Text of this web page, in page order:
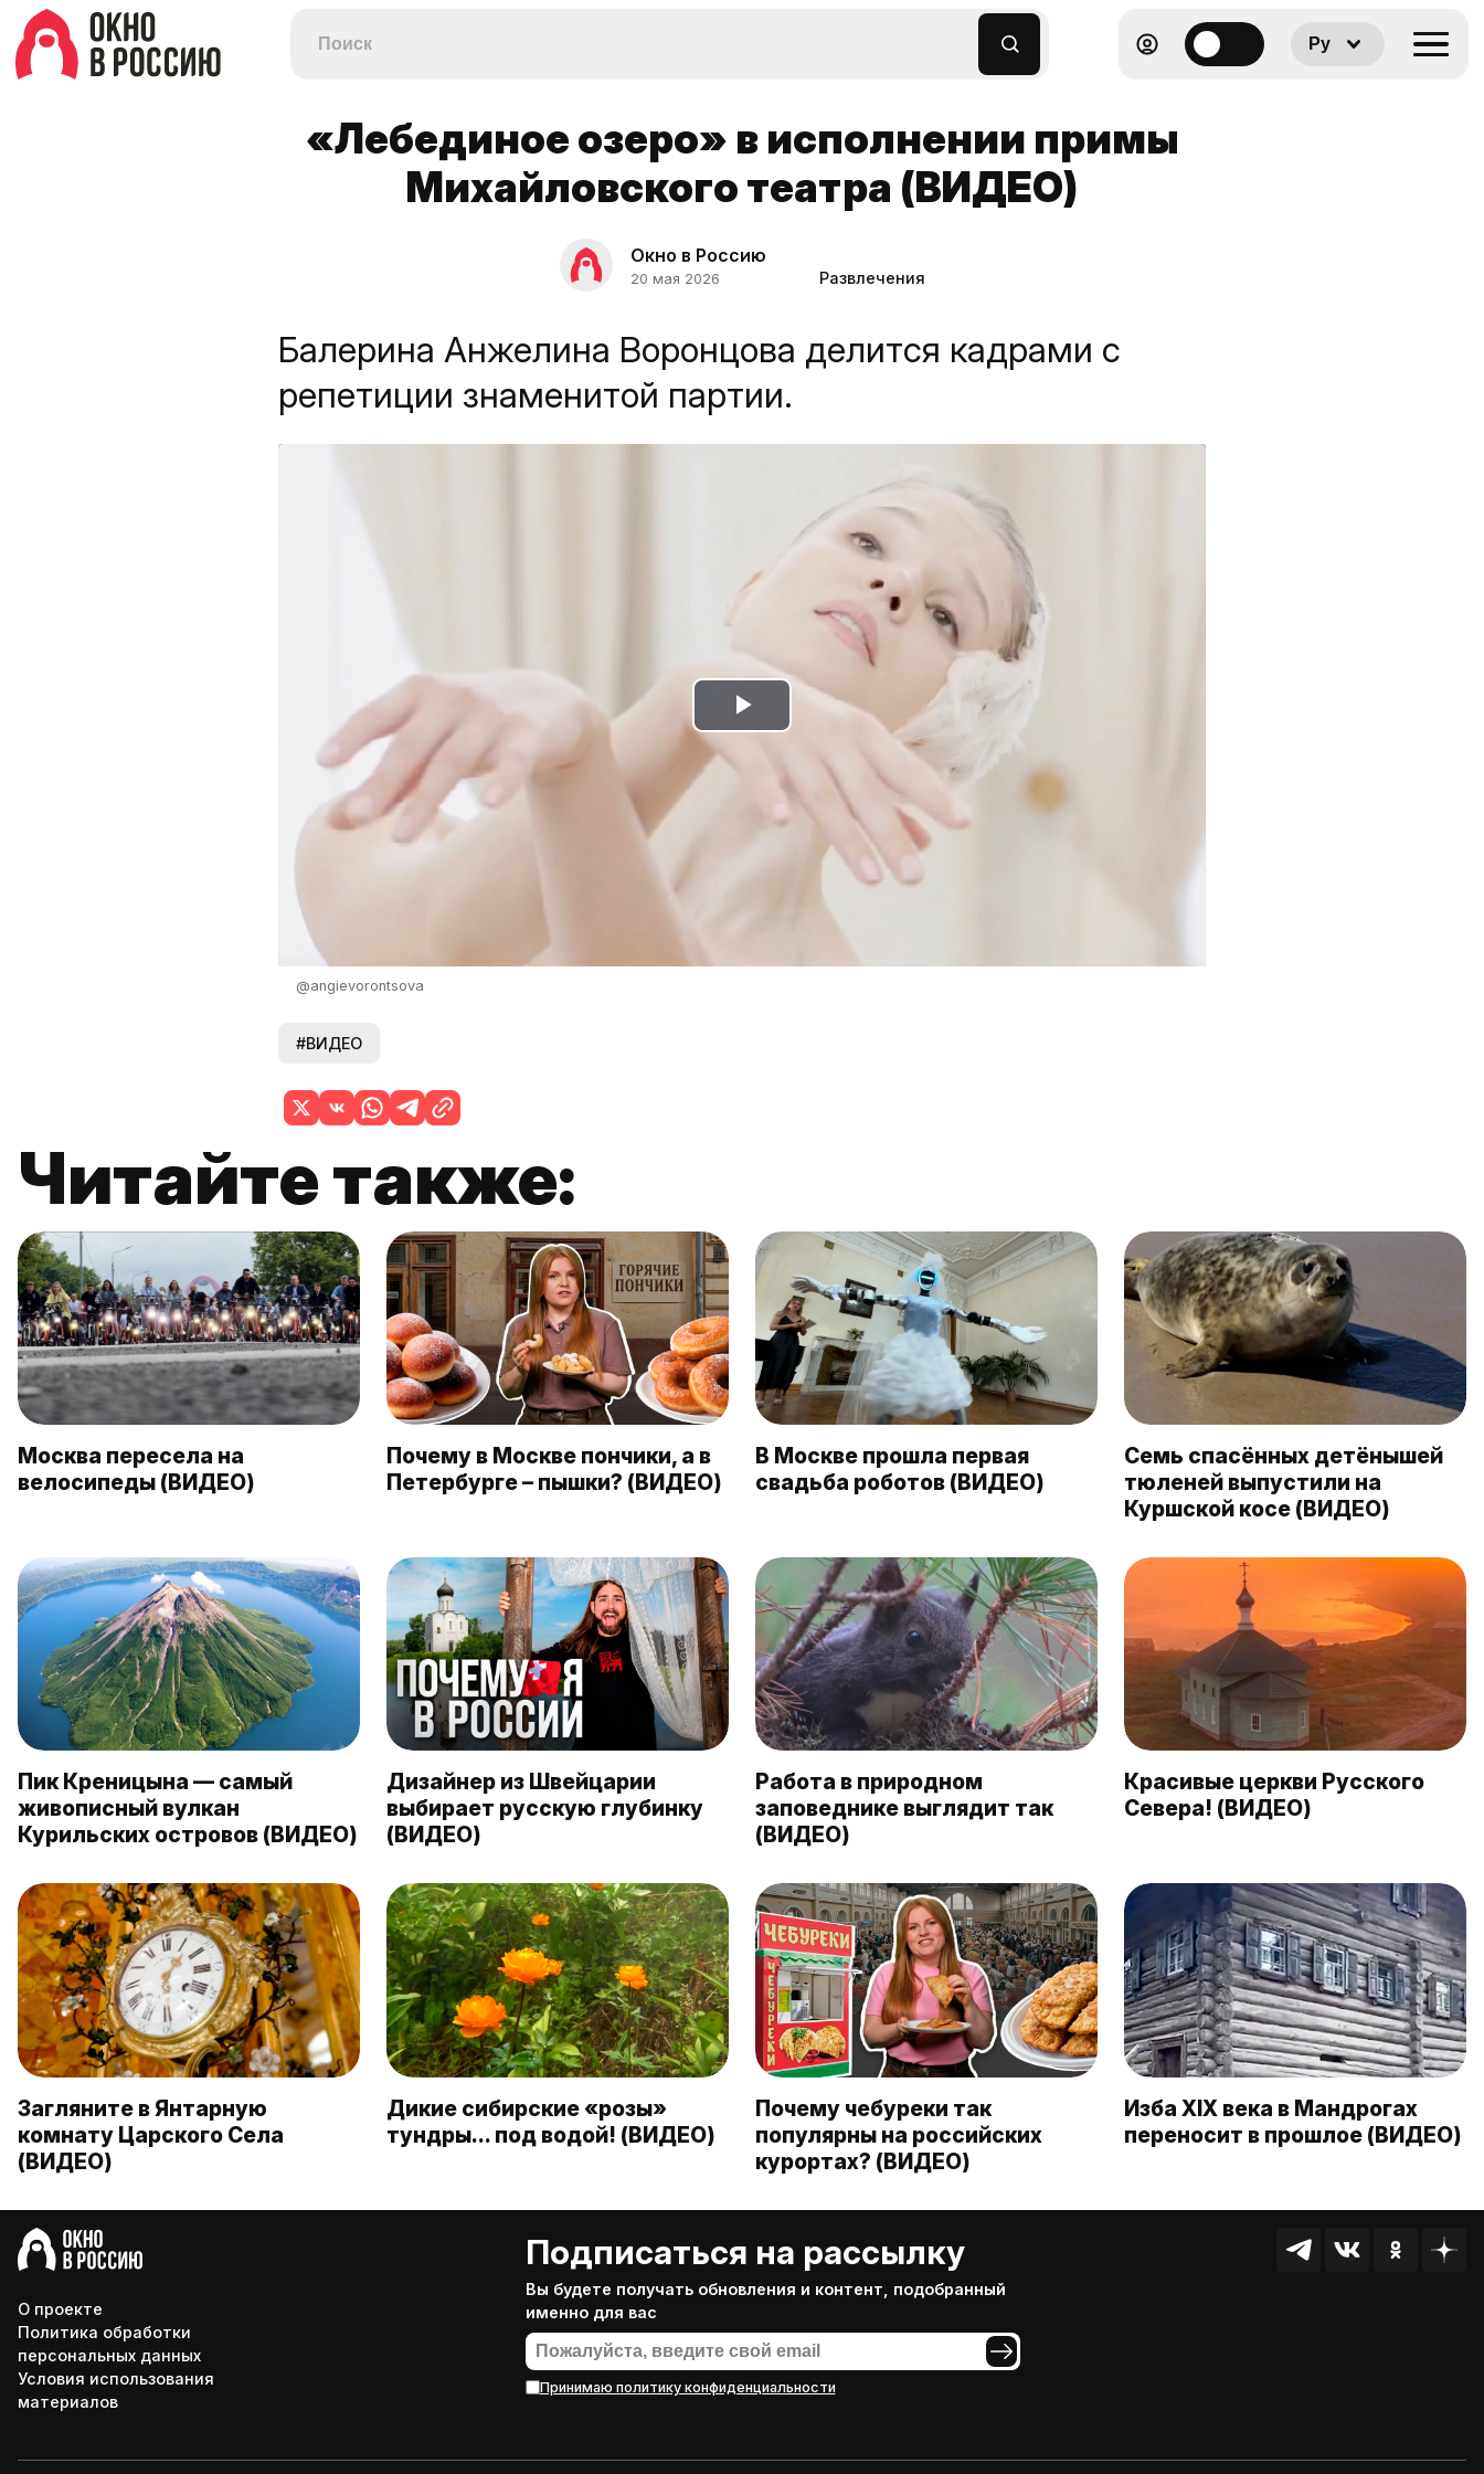
Ру
«Лебединое озеро» в исполнении примы
Михайловского театра (ВИДЕО)
Окно в Россию
20 мая 2026 Развлечения
Балерина Анжелина Воронцова делится кадрами с
репетиции знаменитой партии.
Play
Video
@angievorontsova
#ВИДЕО
Читайте также:
Москва пересела на
велосипеды (ВИДЕО)
Почему в Москве пончики, а в
Петербурге – пышки? (ВИДЕО)
В Москве прошла первая
свадьба роботов (ВИДЕО)
Семь спасённых детёнышей
тюленей выпустили на
Куршской косе (ВИДЕО)
Пик Креницына — самый
живописный вулкан
Курильских островов (ВИДЕО)
Дизайнер из Швейцарии
выбирает русскую глубинку
(ВИДЕО)
Работа в природном
заповеднике выглядит так
(ВИДЕО)
Красивые церкви Русского
Севера! (ВИДЕО)
Загляните в Янтарную
комнату Царского Села
(ВИДЕО)
Дикие сибирские «розы»
тундры… под водой! (ВИДЕО)
Почему чебуреки так
популярны на российских
курортах? (ВИДЕО)
Изба XIX века в Мандрогах
переносит в прошлое (ВИДЕО)
О проекте
Политика обработки
персональных данных
Условия использования
материалов
Подписаться на рассылку
Вы будете получать обновления и контент, подобранный
именно для вас
Принимаю политику конфиденциальности